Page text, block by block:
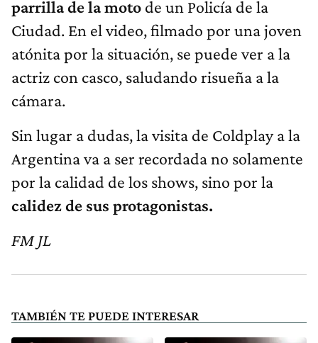
parrilla de la moto de un Policía de la
Ciudad. En el video, filmado por una joven
atónita por la situación, se puede ver a la
actriz con casco, saludando risueña a la
cámara.
Sin lugar a dudas, la visita de Coldplay a la
Argentina va a ser recordada no solamente
por la calidad de los shows, sino por la
calidez de sus protagonistas.
FM JL
TAMBIÉN TE PUEDE INTERESAR